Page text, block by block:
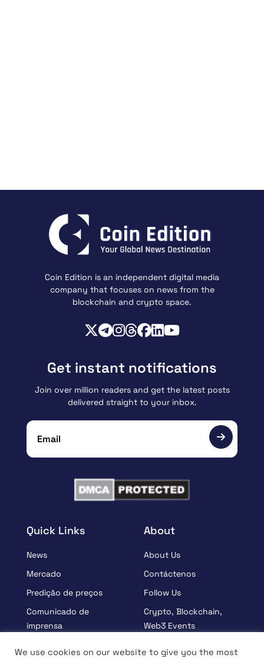
Coin Edition is an independent digital media
company that focuses on news from the
blockchain and crypto space.
Quick Links
News
Mercado
Predição de preços
Comunicado de
imprensa
About
About Us
Contáctenos
Follow Us
Crypto, Blockchain,
Web3 Events
Get instant notifications
Join over million readers and get the latest posts
delivered straight to your inbox.
We use cookies on our website to give you the most